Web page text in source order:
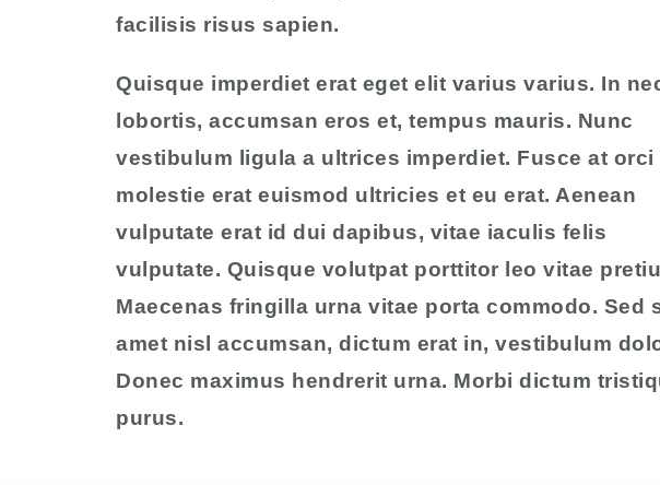
facilisis risus sapien.
Quisque imperdiet erat eget elit varius varius. In
lobortis, accumsan eros et, tempus mauris. Nunc
vestibulum ligula a ultrices imperdiet. Fusce at orci
molestie erat euismod ultricies et eu erat. Aenean
vulputate erat id dui dapibus, vitae iaculis felis
vulputate. Quisque volutpat porttitor leo vitae
Maecenas fringilla urna vitae porta commodo. Sed
amet nisl accumsan, dictum erat in, vestibulum
Donec maximus hendrerit urna. Morbi dictum
purus.